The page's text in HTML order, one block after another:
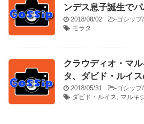
ンデス息子誕生で
2018/08/02 -ゴシップ
モラタ
クラウディオ・マ
タ、ダビド・ルイ
2018/05/31 -ゴシップ
ダビド・ルイス, マルキ